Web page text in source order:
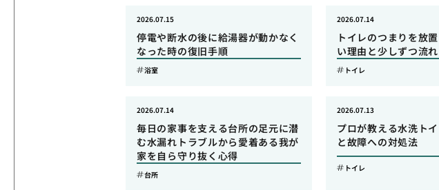
停電や断水の後に給湯器が動かなく
なった時の復旧手順
2026.07.15
浴室
トイレのつまりを放
い理由と少しずつ流
2026.07.14
トイレ
毎日の家事を支える台所の足元に潜
む水漏れトラブルから愛着ある我が
家を自ら守り抜く心得
2026.07.14
台所
プロが教える水洗ト
と故障への対処法
2026.07.13
トイレ